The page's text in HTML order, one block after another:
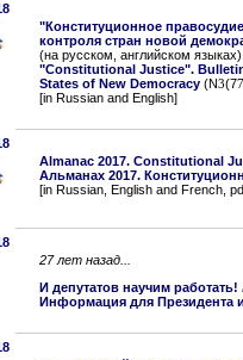
"Конституционное
контроля стран новой
(на русском, английском языках)
"Constitutional Justice".
States of New Democracy (N3(77
[in Russian and English]
Almanac 2017. Constitutional
Альманах 2017.
[in Russian, English and French,
27 лет назад...
И депутатов научим работать!
Информация для Президента